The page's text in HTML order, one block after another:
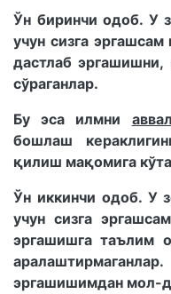
Ўн биринчи одоб. У
учун сизга
дастлаб
сўраганлар.
Бу эса илмни
бошлаш
қилиш мақомига
Ўн иккинчи одоб. У
учун сизга
эргашишга таълим
эргашишимдан мол-